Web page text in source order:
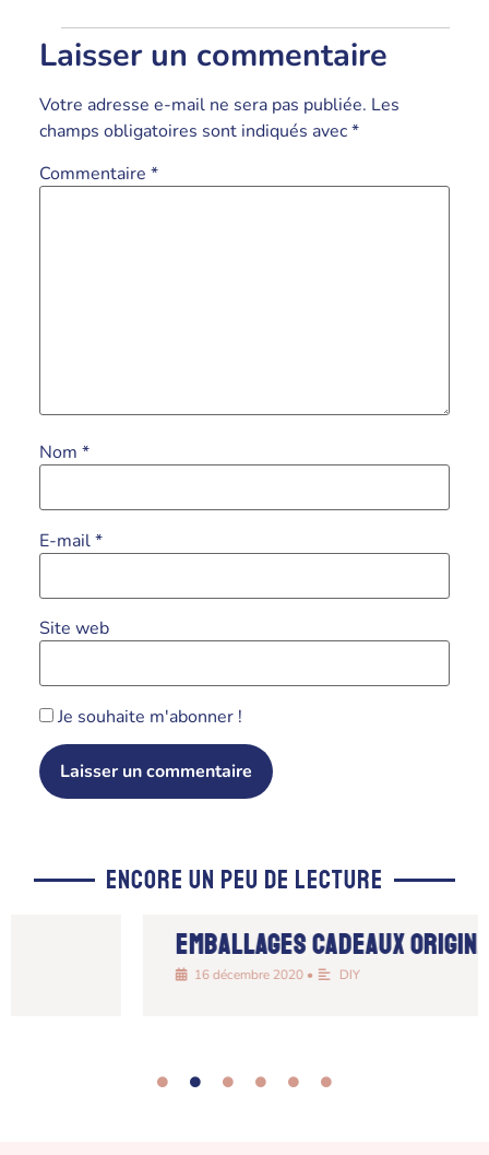
Laisser un commentaire
Votre adresse e-mail ne sera pas publiée. Les
champs obligatoires sont indiqués avec*
Commentaire *
Nom *
E-mail*
Site web
Je souhaite m'abonner !
Encore un peu de lecture
Emballages cadeaux originaux
16 décembre 2020• DIY